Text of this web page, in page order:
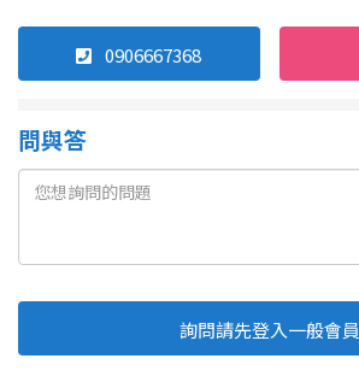
0906667368
問與答
詢問請先登入一般會員